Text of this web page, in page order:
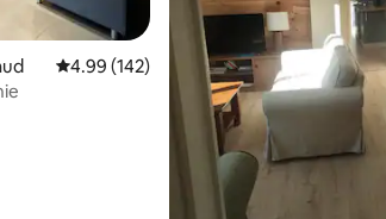
Calificación promedio: 4.99 de 5; 142
4.99 (142)